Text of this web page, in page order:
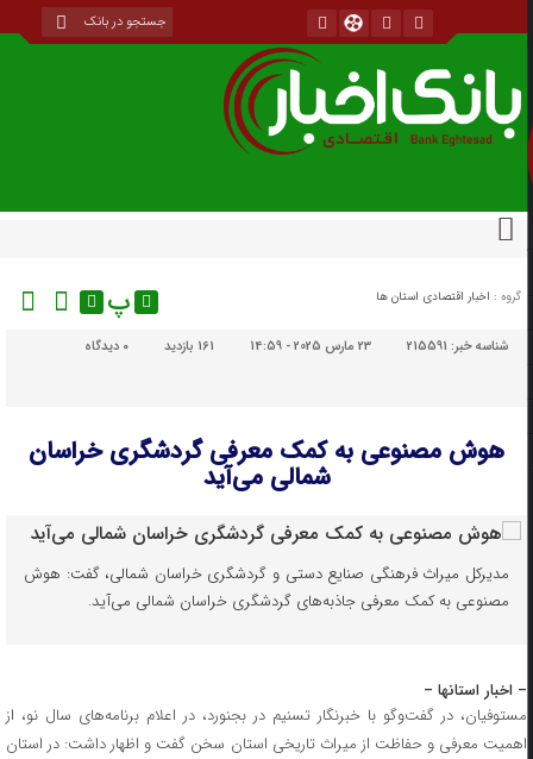
گروه : اخبار اقتصادی استان ها پ
شناسه خبر:215591 23 مارس 2025 - 14:59 161 بازدید دیدگاه
هوش مصنوعی به کمک معرفی گردشگری خراسان
شمالی می‌آید
مدیرکل میراث فرهنگی صنایع دستی و گردشگری خراسان شمالی، گفت: هوش
مصنوعی به کمک معرفی جاذبه‌های گردشگری خراسان شمالی می‌آید.
– اخبار استانها –
مستوفیان، در گفت‌وگو با خبرنگار تسنیم در بجنورد، در اعلام برنامه‌های سال نو، از
اهمیت معرفی و حفاظت از میراث تاریخی استان سخن گفت و اظهار داشت: در استان